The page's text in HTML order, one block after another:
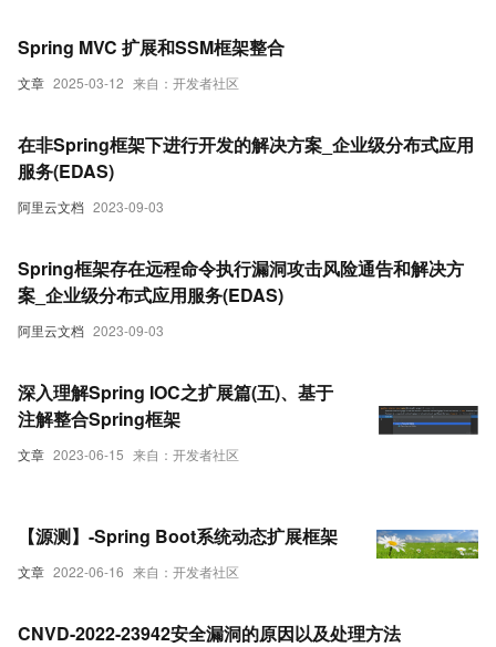
文章 2025-03-12 来自：开发者社区
Spring MVC 扩展和SSM框架整合
阿里云文档 2023-09-03
在非Spring框架下进行开发的解决方案_企业级分布式应用
服务(EDAS)
阿里云文档 2023-09-03
Spring框架存在远程命令执行漏洞攻击风险通告和解决方
案_企业级分布式应用服务(EDAS)
文章 2023-06-15 来自：开发者社区
深入理解Spring IOC之扩展篇(五)、基于
注解整合Spring框架
文章 2022-06-16 来自：开发者社区
【源测】-Spring Boot系统动态扩展框架
CNVD-2022-23942安全漏洞的原因以及处理方法